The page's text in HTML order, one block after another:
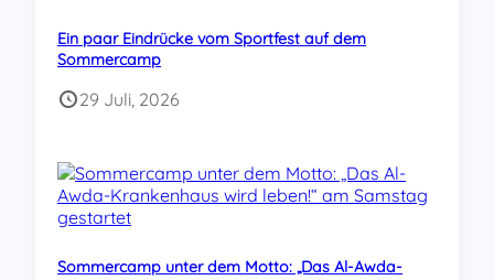
Ein paar Eindrücke vom Sportfest auf dem
Sommercamp
29 Juli, 2026
Sommercamp unter dem Motto: „Das Al-Awda-